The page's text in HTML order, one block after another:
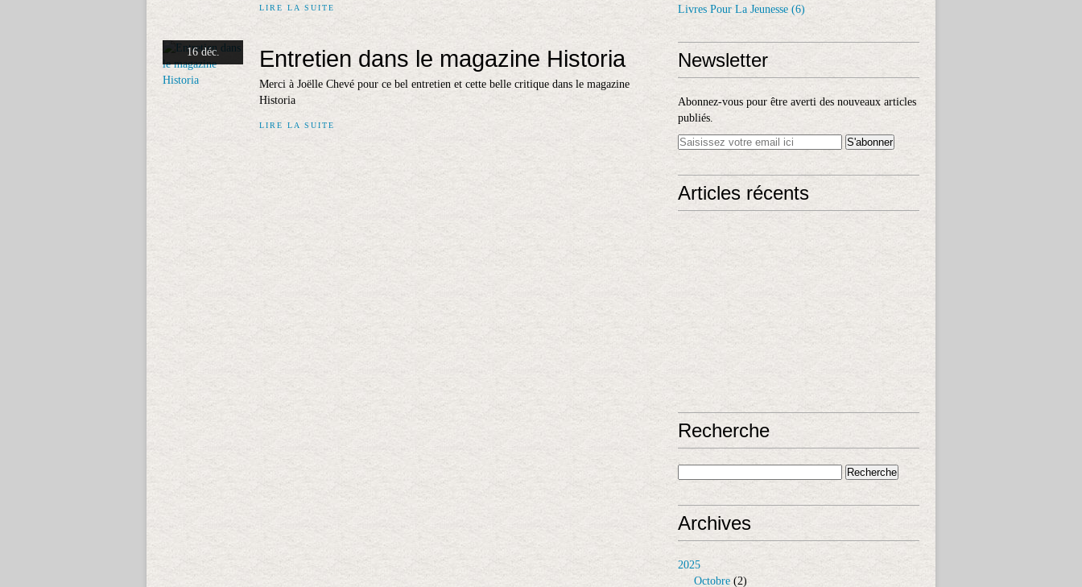
LIRE LA SUITE
16 déc. Entretien dans le magazine Historia
Merci à Joëlle Chevé pour ce bel entretien et cette belle critique dans le magazine
Historia
LIRE LA SUITE
Livres Pour La Jeunesse (6)
Newsletter
Abonnez-vous pour être averti des nouveaux articles
publiés.
Articles récents
Recherche
Archives
2025
Octobre (2)